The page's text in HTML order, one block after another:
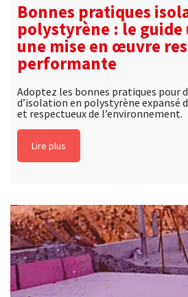
Bonnes pratiques
polystyrène : le
une mise en œuvre
performante
Adoptez les bonnes pratiques pour
d’isolation en polystyrène expansé
et respectueux de l’environnement.
Lire plus